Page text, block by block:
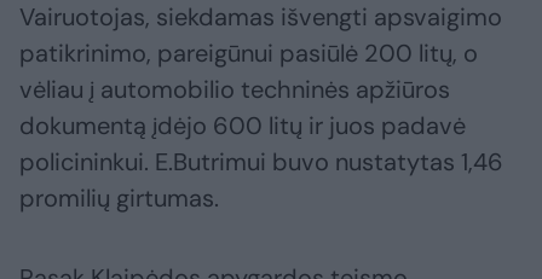
Vairuotojas, siekdamas išvengti apsvaigimo
patikrinimo, pareigūnui pasiūlė 200 litų, o
vėliau į automobilio techninės apžiūros
dokumentą įdėjo 600 litų ir juos padavė
policininkui. E.Butrimui buvo nustatytas 1,46
promilių girtumas.